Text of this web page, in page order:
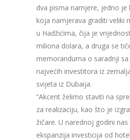
dva pisma namjere, jedno je
koja namjerava graditi veliki
u Hadžićima, čija je
miliona dolara, a druga se
memoranduma o saradnji
najvećih investitora iz
svijeta iz Dubaija.
“Akcent želimo staviti na
za realizaciju, kao što je
žičare. U narednoj godini
ekspanzija investicija od